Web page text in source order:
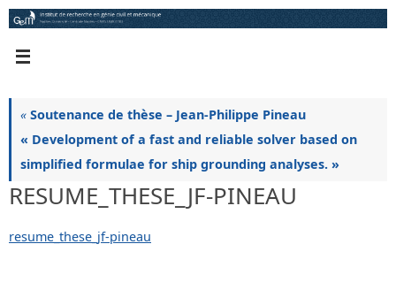
Passer
au
« Soutenance de thèse – Jean-Philippe Pineau
« Development of a fast and reliable solver based on
simplified formulae for ship grounding analyses. »
RESUME_THESE_JF-PINEAU
resume_these_jf-pineau